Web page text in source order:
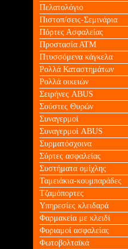
Πελατολόγιο
Πιστοπ/σεις-Σεμινάρια
Πόρτες Ασφαλείας
Προστασία ΑΤΜ
Πτυσσόμενα κάγκελα
Ρολλά Καταστημάτων
Ρολλά οικειών
Σειρήνες ABUS
Σούστες Θυρών
Συναγερμοί
Συναγερμοί ABUS
Συρματόσχοινα
Σύρτες ασφαλείας
Συστήματα ομίχλης
Ταμειάκια-κουμπαράδες
Τζαμόπορτες
Υπηρεσίες κλειδαρά
Φαρμακεία με κλειδί
Φοριαμοί ασφαλείας
Φωτοβολταϊκά